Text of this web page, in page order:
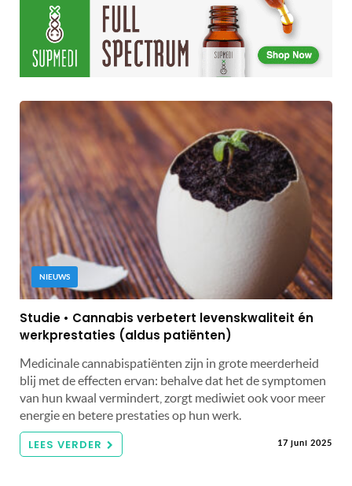
NIEUWS
Studie • Cannabis verbetert levenskwaliteit én
werkprestaties (aldus patiënten)
Medicinale cannabispatiënten zijn in grote meerderheid
blij met de effecten ervan: behalve dat het de symptomen
van hun kwaal vermindert, zorgt mediwiet ook voor meer
energie en betere prestaties op hun werk.
LEES VERDER 17 juni 2025